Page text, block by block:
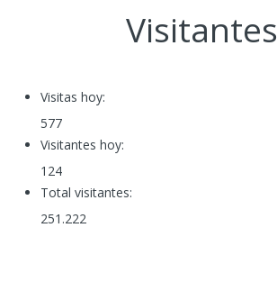
Visitantes
Visitas hoy:
577
Visitantes hoy:
124
Total visitantes:
251.222